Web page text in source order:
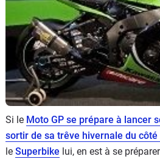
Services
Auto
Si le Moto GP se prépare à lancer
sortir de sa trêve hivernale du
le Superbike lui, en est à se